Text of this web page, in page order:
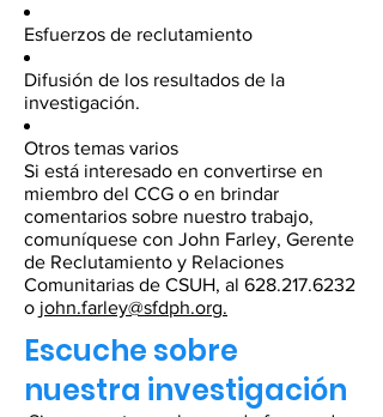
Esfuerzos de reclutamiento
Difusión de los resultados de la
investigación.
Otros temas varios
Si está interesado en convertirse en
miembro del CCG o en brindar
comentarios sobre nuestro trabajo,
comuníquese con John Farley, Gerente
de Reclutamiento y Relaciones
Comunitarias de CSUH, al 628.217.6232
o john.farley@sfdph.org.
Escuche sobre
nuestra investigación